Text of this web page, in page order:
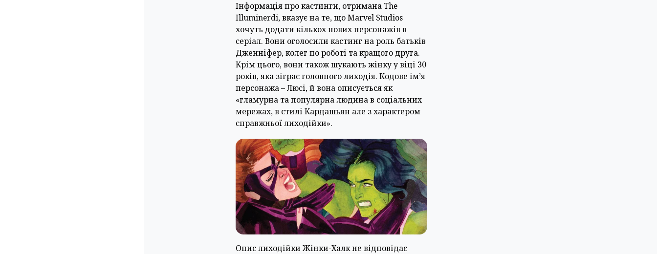
Інформація про кастинги, отримана The
Illuminerdi, вказує на те, що Marvel Studios
хочуть додати кількох нових персонажів в
серіал. Вони оголосили кастинг на роль батьків
Дженніфер, колег по роботі та кращого друга.
Крім цього, вони також шукають жінку у віці 30
років, яка зіграє головного лиходія. Кодове ім’я
персонажа – Люсі, й вона описується як
«гламурна та популярна людина в соціальних
мережах, в стилі Кардашьян але з характером
справжньої лиходійки».
Опис лиходійки Жінки-Халк не відповідає